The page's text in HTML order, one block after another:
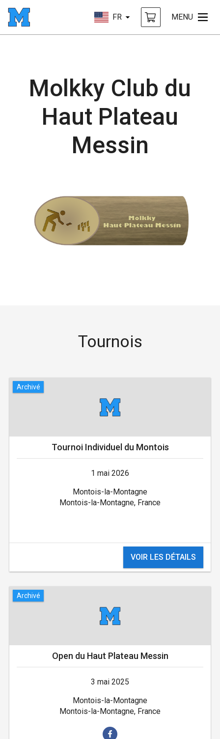
FR MENU
Molkky Club du
Haut Plateau
Messin
Tournois
Archivé
Tournoi Individuel du Montois
1 mai 2026
Montois-la-Montagne
Montois-la-Montagne, France
VOIR LES DÉTAILS
Archivé
Open du Haut Plateau Messin
3 mai 2025
Montois-la-Montagne
Montois-la-Montagne, France